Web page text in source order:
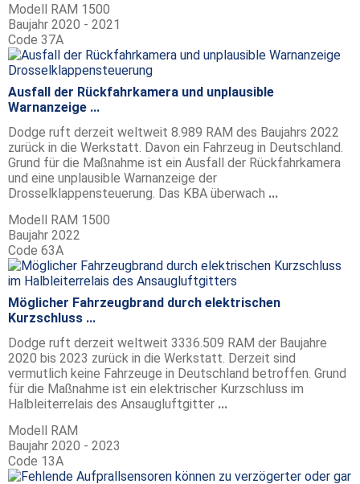
Modell RAM 1500
Baujahr 2020 - 2021
Code 37A
Ausfall der Rückfahrkamera und unplausible
Warnanzeige ...
Dodge ruft derzeit weltweit 8.989 RAM des Baujahrs 2022
zurück in die Werkstatt. Davon ein Fahrzeug in Deutschland.
Grund für die Maßnahme ist ein Ausfall der Rückfahrkamera
und eine unplausible Warnanzeige der
Drosselklappensteuerung. Das KBA überwach ...
Modell RAM 1500
Baujahr 2022
Code 63A
Möglicher Fahrzeugbrand durch elektrischen
Kurzschluss ...
Dodge ruft derzeit weltweit 3336.509 RAM der Baujahre
2020 bis 2023 zurück in die Werkstatt. Derzeit sind
vermutlich keine Fahrzeuge in Deutschland betroffen. Grund
für die Maßnahme ist ein elektrischer Kurzschluss im
Halbleiterrelais des Ansaugluftgitter ...
Modell RAM
Baujahr 2020 - 2023
Code 13A